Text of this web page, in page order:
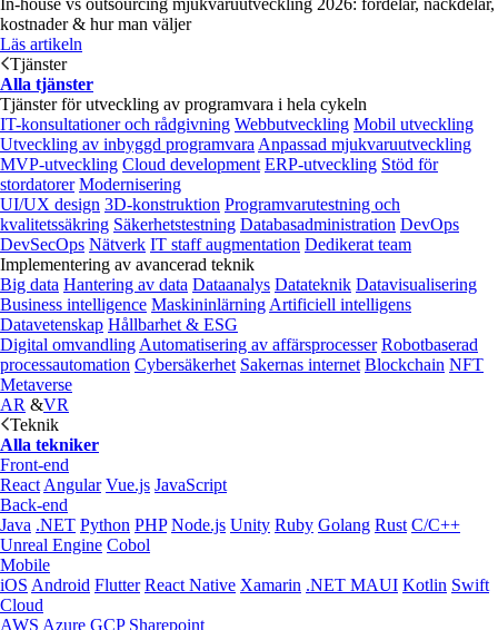
In-house vs outsourcing mjukvaruutveckling 2026: fördelar, nackdelar,
kostnader & hur man väljer
Läs artikeln
Tjänster
Alla tjänster
Tjänster för utveckling av programvara i hela cykeln
IT-konsultationer och rådgivning Webbutveckling Mobil utveckling
Utveckling av inbyggd programvara Anpassad mjukvaruutveckling
MVP-utveckling Cloud development ERP-utveckling Stöd för
stordatorer Modernisering
UI/UX design 3D-konstruktion Programvarutestning och
kvalitetssäkring Säkerhetstestning Databasadministration DevOps
DevSecOps Nätverk IT staff augmentation Dedikerat team
Implementering av avancerad teknik
Big data Hantering av data Dataanalys Datateknik Datavisualisering
Business intelligence Maskininlärning Artificiell intelligens
Datavetenskap Hållbarhet & ESG
Digital omvandling Automatisering av affärsprocesser Robotbaserad
processautomation Cybersäkerhet Sakernas internet Blockchain NFT
Metaverse
AR &VR
Teknik
Alla tekniker
Front-end
React Angular Vue.js JavaScript
Back-end
Java .NET Python PHP Node.js Unity Ruby Golang Rust C/C++
Unreal Engine Cobol
Mobile
iOS Android Flutter React Native Xamarin .NET MAUI Kotlin Swift
Cloud
AWS Azure GCP Sharepoint